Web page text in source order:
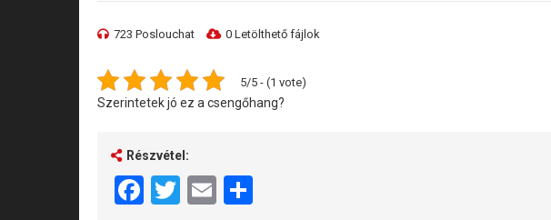
723 Poslouchat 0 Letölthető fájlok
5/5 - (1 vote)
Szerintetek jó ez a csengőhang?
Részvétel:
Facebook
Twitter
Email